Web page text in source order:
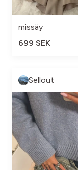
missäy
699 SEK
Sellout